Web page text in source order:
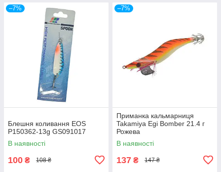
–7%
Блешня коливання EOS
Р150362-13g GS091017
В наявності
100 ₴ 108 ₴
–7%
Приманка кальмарниця
Takamiya Egi Bomber 21.4 г
Рожева
В наявності
137 ₴ 147 ₴